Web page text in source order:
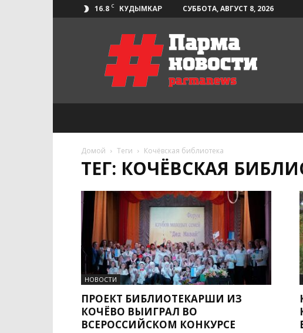
16.8 C КУДЫМКАР СУББОТА, АВГУСТ 8, 2026
Парма-
Новости
Домой Теги Кочёвская библиотека
ТЕГ: КОЧЁВСКАЯ
НОВОСТИ
ПРОЕКТ БИБЛИОТЕКАРШИ ИЗ
КОЧЁВО ВЫИГРАЛ ВО
ВСЕРОССИЙСКОМ КОНКУРСЕ